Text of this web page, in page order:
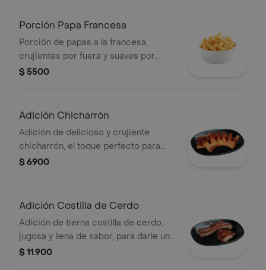
Porción Papa Francesa
Porción de papas a la francesa,
crujientes por fuera y suaves por
dentro, el acompañante ideal para
$ 5500
Adición Chicharrón
Adición de delicioso y crujiente
chicharrón, el toque perfecto para
intensificar el sabor de tu plato.
$ 6900
Adición Costilla de Cerdo
Adición de tierna costilla de cerdo,
jugosa y llena de sabor, para darle un
toque extra a tu plato.
$ 11.900